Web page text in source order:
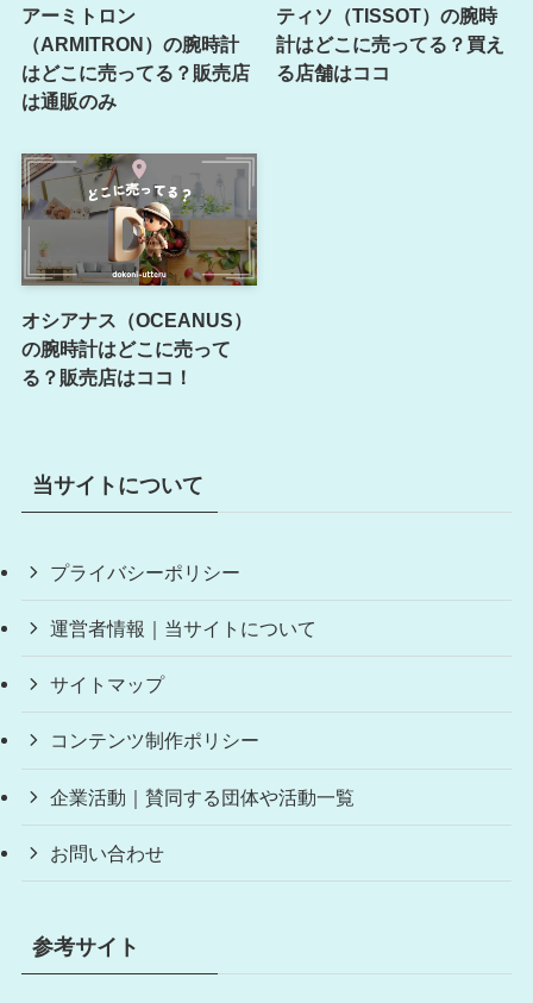
アーミトロン
（ARMITRON）の腕時計
はどこに売ってる？販売店
は通販のみ
ティソ（TISSOT）の腕時
計はどこに売ってる？買え
る店舗はココ
オシアナス（OCEANUS）
の腕時計はどこに売って
る？販売店はココ！
当サイトについて
プライバシーポリシー
運営者情報｜当サイトについて
サイトマップ
コンテンツ制作ポリシー
企業活動｜賛同する団体や活動一覧
お問い合わせ
参考サイト